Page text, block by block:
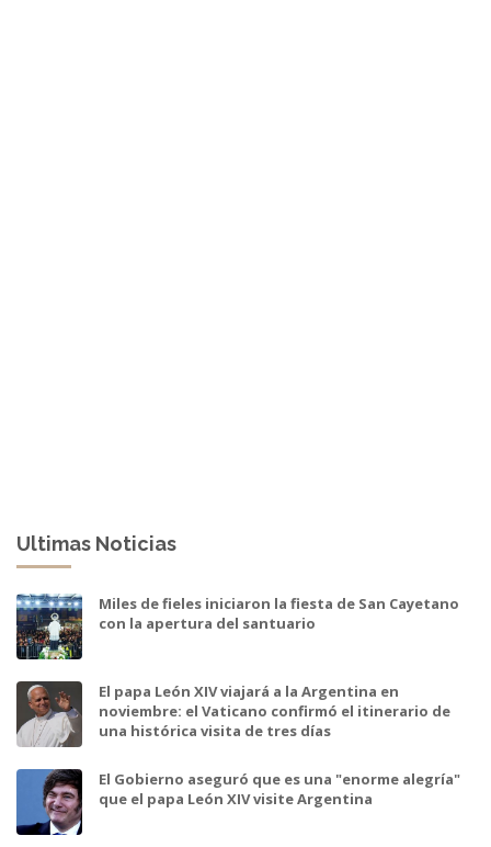
Ultimas Noticias
Miles de fieles iniciaron la fiesta de San Cayetano
con la apertura del santuario
El papa León XIV viajará a la Argentina en
noviembre: el Vaticano confirmó el itinerario de
una histórica visita de tres días
El Gobierno aseguró que es una "enorme alegría"
que el papa León XIV visite Argentina